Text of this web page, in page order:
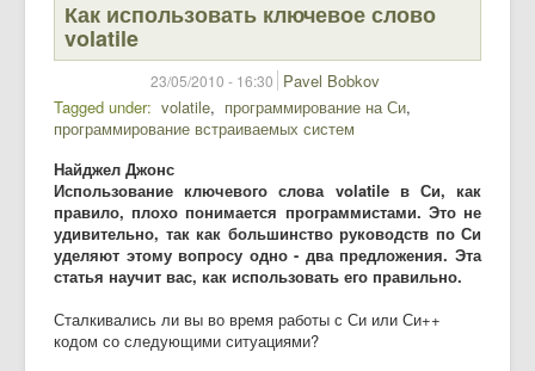
Как использовать ключевое слово
volatile
23/05/2010 - 16:30 Pavel Bobkov
Tagged under
volatile
программирование на Си
программирование встраиваемых систем
Найджел Джонс
Использование ключевого слова volatile в Си, как
правило, плохо понимается программистами. Это не
удивительно, так как большинство руководств по Си
уделяют этому вопросу одно - два предложения. Эта
статья научит вас, как использовать его правильно.
Сталкивались ли вы во время работы с Си или Си++
кодом со следующими ситуациями?